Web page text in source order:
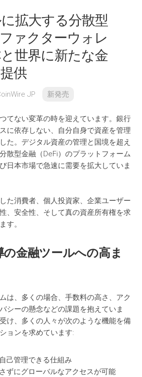
拡大する分散型
ァクターウォレ
世界に新たな金
供
JP 新発売
てない変革の時を迎えています。銀行
に依存しない、自分自身で資産を管理
た。デジタル資産の管理と国境を超え
散型金融（DeFi）のプラットフォーム
日本市場で急速に需要を拡大していま
た消費者、個人投資家、企業ユーザー
、安全性、そして真の資産所有権を求
す。
の金融ツールへの高ま
は、多くの場合、手数料の高さ、アク
シーの懸念などの課題を抱えていま
け、多くの人々が次のような機能を備
ョンを求めています:
己管理できる仕組み
ずにグローバルなアクセスが可能